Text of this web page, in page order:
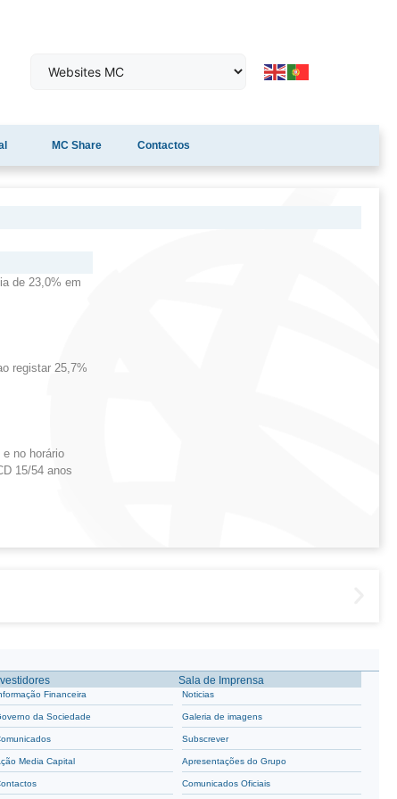
MC Share Contactos
de 23,0% em
registar 25,7%
no horário
15/54 anos
Financeira
da Sociedade
Media Capital
Sala de Imprensa
Noticias
Galeria de imagens
Subscrever
Apresentações do Grupo
Comunicados Oficiais